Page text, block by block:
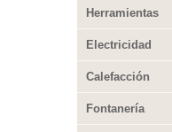
Herramientas
Electricidad
Calefacción
Fontanería